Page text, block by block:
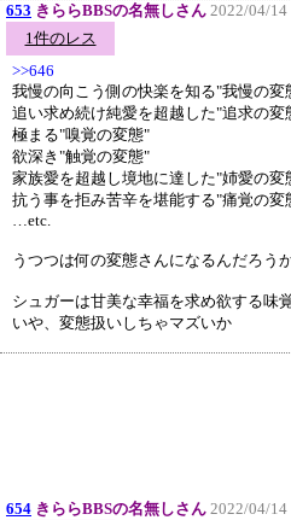
653 きららBBSの名無しさん 2022/04/14
1件のレス
>>646
我慢の向こう側の快楽を知る"我慢の変
追い求め続け純愛を超越した"追求の変
極まる"嗅覚の変態"
欲深き"触覚の変態"
家族愛を超越し境地に達した"姉愛の変
抗う事を拒み苦辛を堪能する"痛覚の変
…etc.
うつつは何の変態さんになるんだろう
シュガーは甘美な幸福を求め欲する味
いや、変態扱いしちゃマズいか
654 きららBBSの名無しさん 2022/04/14